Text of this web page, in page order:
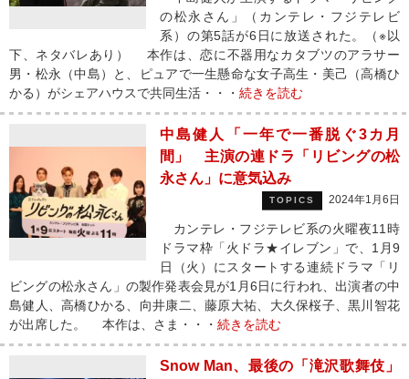
の松永さん」（カンテレ・フジテレビ
系）の第5話が6日に放送された。（※以
下、ネタバレあり） 本作は、恋に不器用なカタブツのアラサー
男・松永（中島）と、ピュアで一生懸命な女子高生・美己（高橋ひ
かる）がシェアハウスで共同生活・・・ 続きを読む
中島健人「一年で一番脱ぐ3カ月
間」 主演の連ドラ「リビングの松
永さん」に意気込み
TOPICS 2024年1月6日
カンテレ・フジテレビ系の火曜夜11時
ドラマ枠「火ドラ★イレブン」で、1月9
日（火）にスタートする連続ドラマ「リ
ビングの松永さん」の製作発表会見が1月6日に行われ、出演者の中
島健人、高橋ひかる、向井康二、藤原大祐、大久保桜子、黒川智花
が出席した。 本作は、さま・・・ 続きを読む
Snow Man、最後の「滝沢歌舞伎」